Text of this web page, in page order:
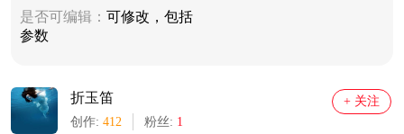
是否可编辑： 可修改，包括
参数
折玉笛
创作: 412 粉丝: 1
+ 关注